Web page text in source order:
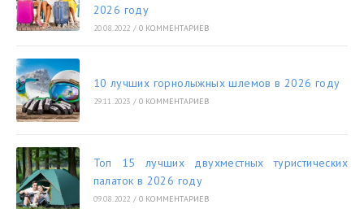
2026 году
20.08.2022 / 0 КОММЕНТАРИЕВ
10 лучших горнолыжных шлемов в 2026 году
29.11.2023 / 0 КОММЕНТАРИЕВ
Топ 15 лучших двухместных туристических
палаток в 2026 году
09.08.2022 / 0 КОММЕНТАРИЕВ